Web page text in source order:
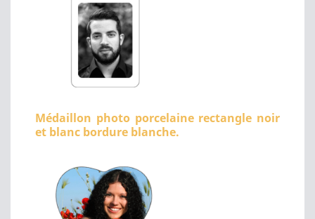
Médaillon photo porcelaine rectangle noir
et blanc bordure blanche.